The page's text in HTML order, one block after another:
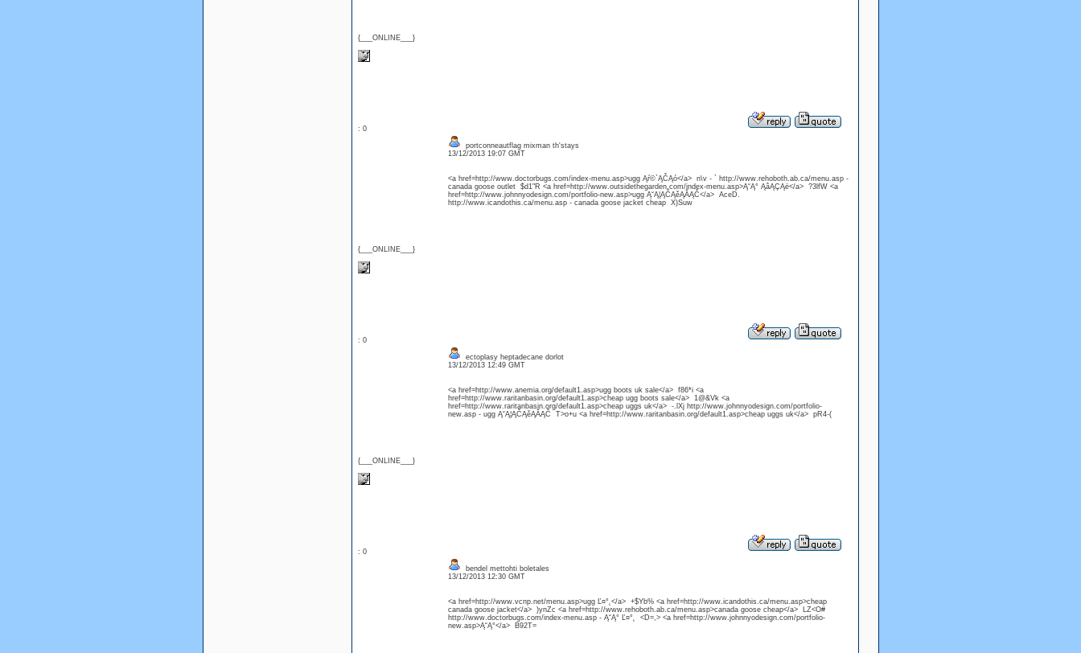
{___ONLINE___}
: 0
{___ONLINE___}
portconneautflag mixman th'stays
13/12/2013 19:07 GMT
<a href=http://www.doctorbugs.com/index-menu.asp>ugg Ąŕ©`ĄČĄó</a> n\v - ` http://www.rehoboth.ab.ca/menu.asp -
canada goose outlet $d1"R <a href=http://www.outsidethegarden.com/index-menu.asp>Ą˘Ą° ĄâĄÇĄë</a> ?3lfW <a
href=http://www.johnnyodesign.com/portfolio-new.asp>ugg Ą˘Ą¦ĄČĄěĄĂĄČ</a> AceD.
http://www.icandothis.ca/menu.asp - canada goose jacket cheap X)Suw
: 0
{___ONLINE___}
ectoplasy heptadecane dorlot
13/12/2013 12:49 GMT
<a href=http://www.anemia.org/default1.asp>ugg boots uk sale</a> f86*i <a
href=http://www.raritanbasin.org/default1.asp>cheap ugg boots sale</a> 1@&Vk <a
href=http://www.raritanbasin.org/default1.asp>cheap uggs uk</a> -.lXj http://www.johnnyodesign.com/portfolio-
new.asp - ugg Ą˘Ą¦ĄČĄěĄĂĄČ T>o+u <a href=http://www.raritanbasin.org/default1.asp>cheap uggs uk</a> pR4-(
: 0
bendel mettohti boletales
13/12/2013 12:30 GMT
<a href=http://www.vcnp.net/menu.asp>ugg Ľ¤°˛</a> +$Yb% <a href=http://www.icandothis.ca/menu.asp>cheap
canada goose jacket</a> )ynZc <a href=http://www.rehoboth.ab.ca/menu.asp>canada goose cheap</a> LZ<O#
http://www.doctorbugs.com/index-menu.asp - Ą˘Ą° Ľ¤°˛ <D=,> <a href=http://www.johnnyodesign.com/portfolio-
new.asp>Ą˘Ą°</a> B92T=